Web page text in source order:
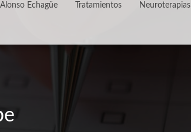
Alonso Echagüe Tratamientos Neuroterapias